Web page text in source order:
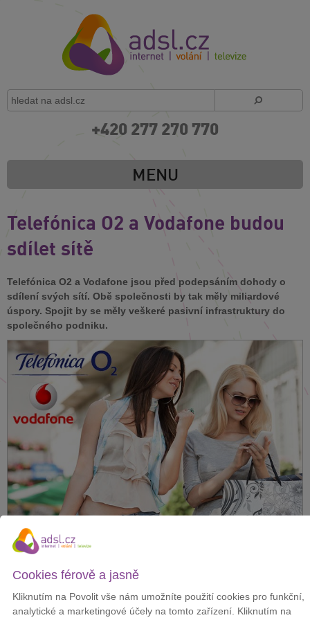
+420 277 270 770
MENU
Telefónica O2 a Vodafone budou
sdílet sítě
Telefónica O2 a Vodafone jsou před podepsáním dohody o
sdílení svých sítí. Obě společnosti by tak měly miliardové
úspory. Spojit by se měly veškeré pasivní infrastruktury do
společného podniku.
Telefónica O2aVodafone
zařízení, která jsou třeba k provozování
Z dokumentu Telefónicy O2vyplývá, žeVodafonemá v rámci
tohoto spojení ještě zaplatit 40 miliónu eur, protožeTelefónica má
Cookies férově a jasně
Kliknutím na Povolit vše nám umožníte použití cookies pro funkční,
analytické a marketingové účely na tomto zařízení. Kliknutím na